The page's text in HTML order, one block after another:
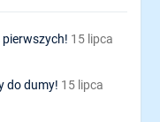
15 lipca
do dumy! 15 lipca